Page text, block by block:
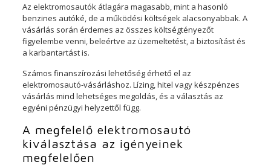
Az elektromosautók átlagára magasabb, mint a hasonló
benzines autóké, de a működési költségek alacsonyabbak. A
vásárlás során érdemes az összes költségtényezőt
figyelembe venni, beleértve az üzemeltetést, a biztosítást és
a karbantartást is.
Számos finanszírozási lehetőség érhető el az
elektromosautó-vásárláshoz. Lízing, hitel vagy készpénzes
vásárlás mind lehetséges megoldás, és a választás az
egyéni pénzügyi helyzettől függ.
A megfelelő elektromosautó
kiválasztása az igényeinek
megfelelően